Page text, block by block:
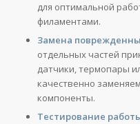
для оптимальной
филаментами.
Замена
отдельных частей
датчики, термопары
качественно
компоненты.
Тестирование